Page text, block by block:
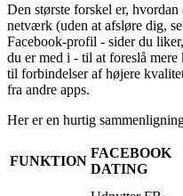
Den største forskel er,
netværk (uden at afsløre dig,
Facebook-profil - sider du
du er med i - til at foreslå
til forbindelser af højere
fra andre apps.
Her er en hurtig
FUNKTION
FACEBOOK
DATING